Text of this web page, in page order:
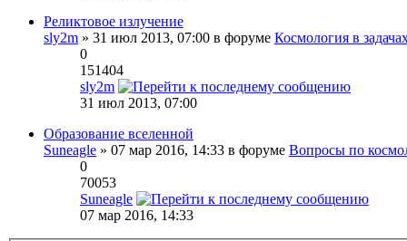
Реликтовое излучение
sly2m » 31 июл 2013, 07:00 в форуме Космология в
0
151404
sly2m
31 июл 2013, 07:00
Образование вселенной
Suneagle » 07 мар 2016, 14:33 в форуме Вопросы по
0
70053
Suneagle
07 мар 2016, 14:33